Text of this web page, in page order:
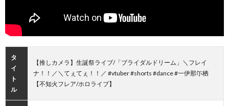
タ
イ
ト
ル
【推しカメラ】生誕祭ライブ/「ブライダルドリーム」＼フレイ
ナ！！／＼てぇてぇ！！／ #vtuber #shorts #dance #一伊那尓栖
【不知火フレア/ホロライブ】